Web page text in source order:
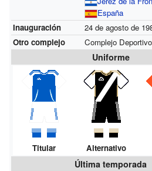
España
Inauguración
24 de agosto de
Otro complejo
Complejo
Uniforme
Titular Alternativo
Última temporada